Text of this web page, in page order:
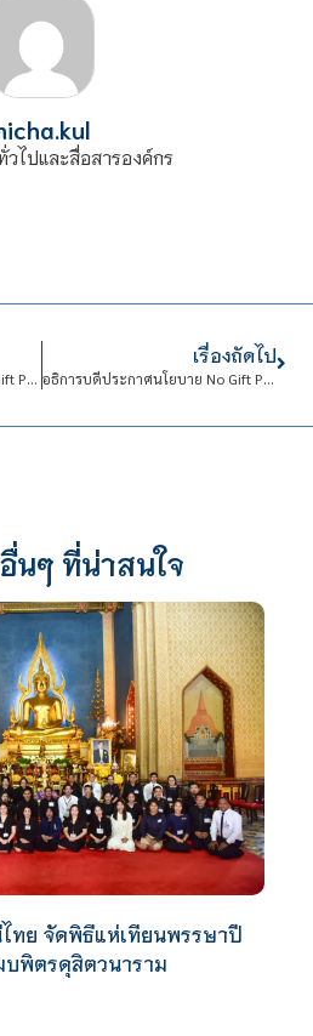
ไปและสื่อสารองค์กร
อธิการบดีประกาศนโยบาย No Gift Policy กำชับบุคลากรทุกฝ่ายปฏิบัติตาม
เรื่องถัดไป
อธิการบดีประกาศนโยบาย No Gift Policy กำชับบุคลากรทุกฝ่ายปฏิบัติตาม
นๆ ที่น่าสนใจ
ทย จัดพิธีแห่เทียนพรรษาปี
บพิตรดุสิตวนาราม